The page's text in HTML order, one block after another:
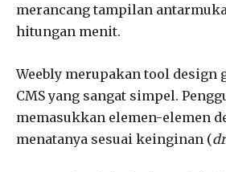
merancang tampilan
hitungan menit.
Weebly merupakan tool design
CMS yang sangat simpel.
memasukkan elemen-elemen
menatanya sesuai keinginan (